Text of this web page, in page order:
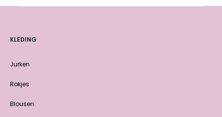
KLEDING
Jurken
Rokjes
Blousen